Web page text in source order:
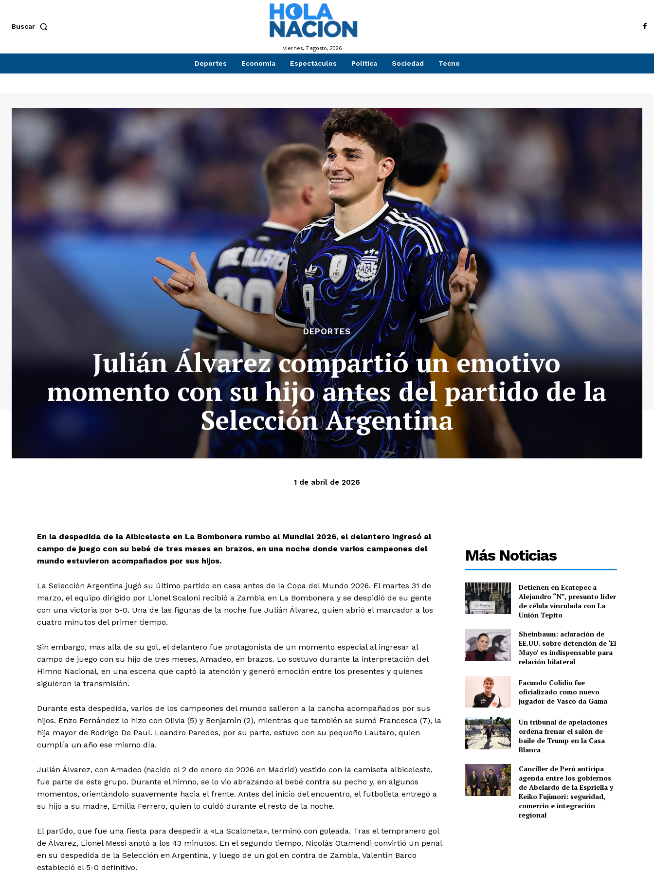
Buscar
viernes, 7 agosto, 2026
Deportes Economía Espectáculos Política Sociedad Tecno
DEPORTES
Julián Álvarez compartió un emotivo
momento con su hijo antes del partido de la
Selección Argentina
1 de abril de 2026
En la despedida de la Albiceleste en La Bombonera rumbo al Mundial 2026, el delantero ingresó al
campo de juego con su bebé de tres meses en brazos, en una noche donde varios campeones del
mundo estuvieron acompañados por sus hijos.
La Selección Argentina jugó su último partido en casa antes de la Copa del Mundo 2026. El martes 31 de
marzo, el equipo dirigido por Lionel Scaloni recibió a Zambia en La Bombonera y se despidió de su gente
con una victoria por 5-0. Una de las figuras de la noche fue Julián Álvarez, quien abrió el marcador a los
cuatro minutos del primer tiempo.
Sin embargo, más allá de su gol, el delantero fue protagonista de un momento especial al ingresar al
campo de juego con su hijo de tres meses, Amadeo, en brazos. Lo sostuvo durante la interpretación del
Himno Nacional, en una escena que captó la atención y generó emoción entre los presentes y quienes
siguieron la transmisión.
Durante esta despedida, varios de los campeones del mundo salieron a la cancha acompañados por sus
hijos. Enzo Fernández lo hizo con Olivia (5) y Benjamín (2), mientras que también se sumó Francesca (7), la
hija mayor de Rodrigo De Paul. Leandro Paredes, por su parte, estuvo con su pequeño Lautaro, quien
cumplía un año ese mismo día.
Julián Álvarez, con Amadeo (nacido el 2 de enero de 2026 en Madrid) vestido con la camiseta albiceleste,
fue parte de este grupo. Durante el himno, se lo vio abrazando al bebé contra su pecho y, en algunos
momentos, orientándolo suavemente hacia el frente. Antes del inicio del encuentro, el futbolista entregó a
su hijo a su madre, Emilia Ferrero, quien lo cuidó durante el resto de la noche.
El partido, que fue una fiesta para despedir a «La Scaloneta», terminó con goleada. Tras el tempranero gol
de Álvarez, Lionel Messi anotó a los 43 minutos. En el segundo tiempo, Nicolás Otamendi convirtió un penal
en su despedida de la Selección en Argentina, y luego de un gol en contra de Zambia, Valentín Barco
estableció el 5-0 definitivo.
Más Noticias
Detienen en Ecatepec a
Alejandro “N”, presunto líder
de célula vinculada con La
Unión Tepito
Sheinbaum: aclaración de
EE.UU. sobre detención de ‘El
Mayo’ es indispensable para
relación bilateral
Facundo Colidio fue
oficializado como nuevo
jugador de Vasco da Gama
Un tribunal de apelaciones
ordena frenar el salón de
baile de Trump en la Casa
Blanca
Canciller de Perú anticipa
agenda entre los gobiernos
de Abelardo de la Espriella y
Keiko Fujimori: seguridad,
comercio e integración
regional